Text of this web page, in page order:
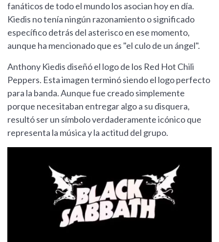
fanáticos de todo el mundo los asocian hoy en día.
Kiedis no tenía ningún razonamiento o significado
específico detrás del asterisco en ese momento,
aunque ha mencionado que es "el culo de un ángel".
Anthony Kiedis diseñó el logo de los Red Hot Chili
Peppers. Esta imagen terminó siendo el logo perfecto
para la banda. Aunque fue creado simplemente
porque necesitaban entregar algo a su disquera,
resultó ser un símbolo verdaderamente icónico que
representa la música y la actitud del grupo.